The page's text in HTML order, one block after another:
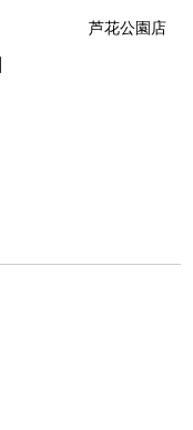
芦花公園店